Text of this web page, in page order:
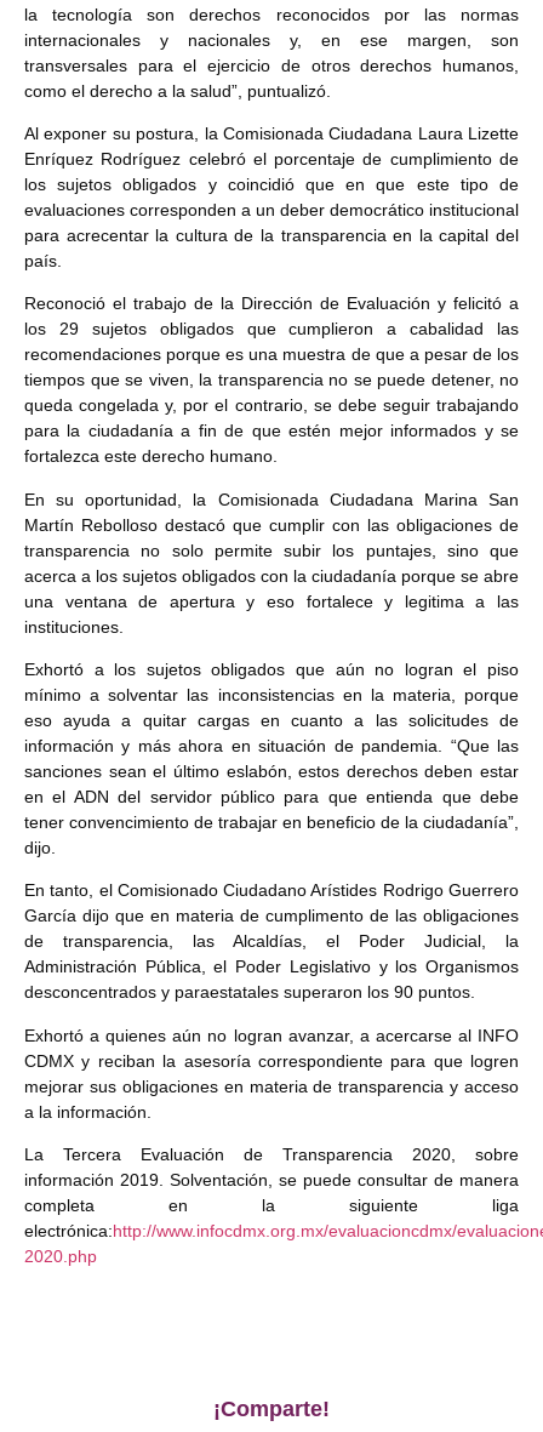
la tecnología son derechos reconocidos por las normas
internacionales y nacionales y, en ese margen, son
transversales para el ejercicio de otros derechos humanos,
como el derecho a la salud”, puntualizó.
Al exponer su postura, la Comisionada Ciudadana Laura Lizette
Enríquez Rodríguez celebró el porcentaje de cumplimiento de
los sujetos obligados y coincidió que en que este tipo de
evaluaciones corresponden a un deber democrático institucional
para acrecentar la cultura de la transparencia en la capital del
país.
Reconoció el trabajo de la Dirección de Evaluación y felicitó a
los 29 sujetos obligados que cumplieron a cabalidad las
recomendaciones porque es una muestra de que a pesar de los
tiempos que se viven, la transparencia no se puede detener, no
queda congelada y, por el contrario, se debe seguir trabajando
para la ciudadanía a fin de que estén mejor informados y se
fortalezca este derecho humano.
En su oportunidad, la Comisionada Ciudadana Marina San
Martín Rebolloso destacó que cumplir con las obligaciones de
transparencia no solo permite subir los puntajes, sino que
acerca a los sujetos obligados con la ciudadanía porque se abre
una ventana de apertura y eso fortalece y legitima a las
instituciones.
Exhortó a los sujetos obligados que aún no logran el piso
mínimo a solventar las inconsistencias en la materia, porque
eso ayuda a quitar cargas en cuanto a las solicitudes de
información y más ahora en situación de pandemia. “Que las
sanciones sean el último eslabón, estos derechos deben estar
en el ADN del servidor público para que entienda que debe
tener convencimiento de trabajar en beneficio de la ciudadanía”,
dijo.
En tanto, el Comisionado Ciudadano Arístides Rodrigo Guerrero
García dijo que en materia de cumplimento de las obligaciones
de transparencia, las Alcaldías, el Poder Judicial, la
Administración Pública, el Poder Legislativo y los Organismos
desconcentrados y paraestatales superaron los 90 puntos.
Exhortó a quienes aún no logran avanzar, a acercarse al INFO
CDMX y reciban la asesoría correspondiente para que logren
mejorar sus obligaciones en materia de transparencia y acceso
a la información.
La Tercera Evaluación de Transparencia 2020, sobre
información 2019. Solventación, se puede consultar de manera
completa en la siguiente liga
electrónica:http://www.infocdmx.org.mx/evaluacioncdmx/
2020.php
¡Comparte!